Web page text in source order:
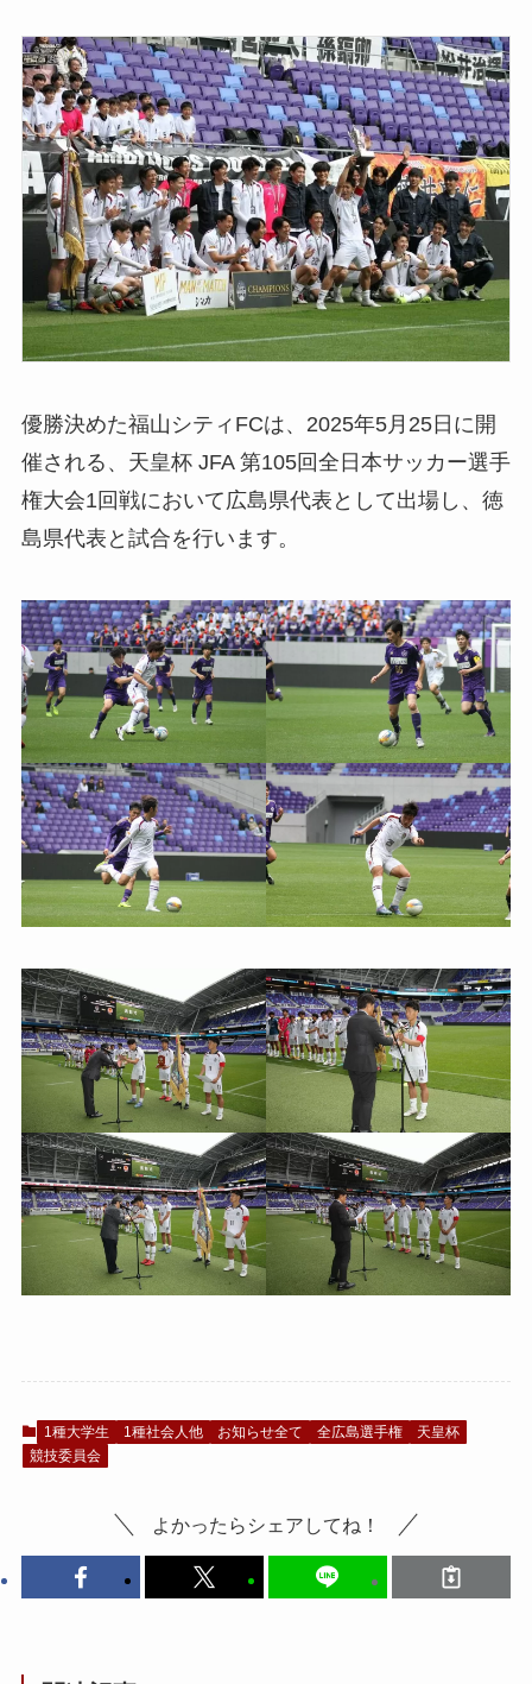
優勝決めた福山シティFCは、2025年5月25日に開
催される、天皇杯 JFA 第105回全日本サッカー選手
権大会1回戦において広島県代表として出場し、徳
島県代表と試合を行います。
1種大学生 1種社会人他 お知らせ全て 全広島選手権
天皇杯
競技委員会
よかったらシェアしてね！